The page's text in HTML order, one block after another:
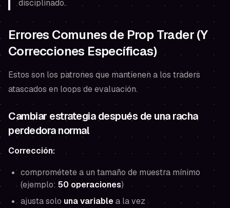
disciplinado.
Errores Comunes de Prop Trader (Y
Correcciones Específicas)
Estos son los patrones que mantienen a los traders
atascados en loops de evaluación.
Cambiar estrategia después de una racha
perdedora normal
Corrección:
comprométete a un tamaño de muestra mínimo
(ejemplo: 50 operaciones)
ajusta solo una variablea la vez